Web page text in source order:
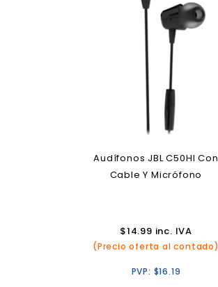
Audífonos JBL C50HI Con
Cable Y Micrófono
$14.99 inc. IVA
(Precio oferta al contado)
PVP: $16.19